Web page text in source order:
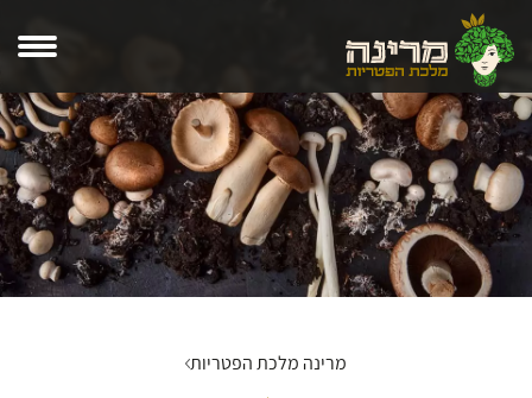
מרינה מלכת הפטריות